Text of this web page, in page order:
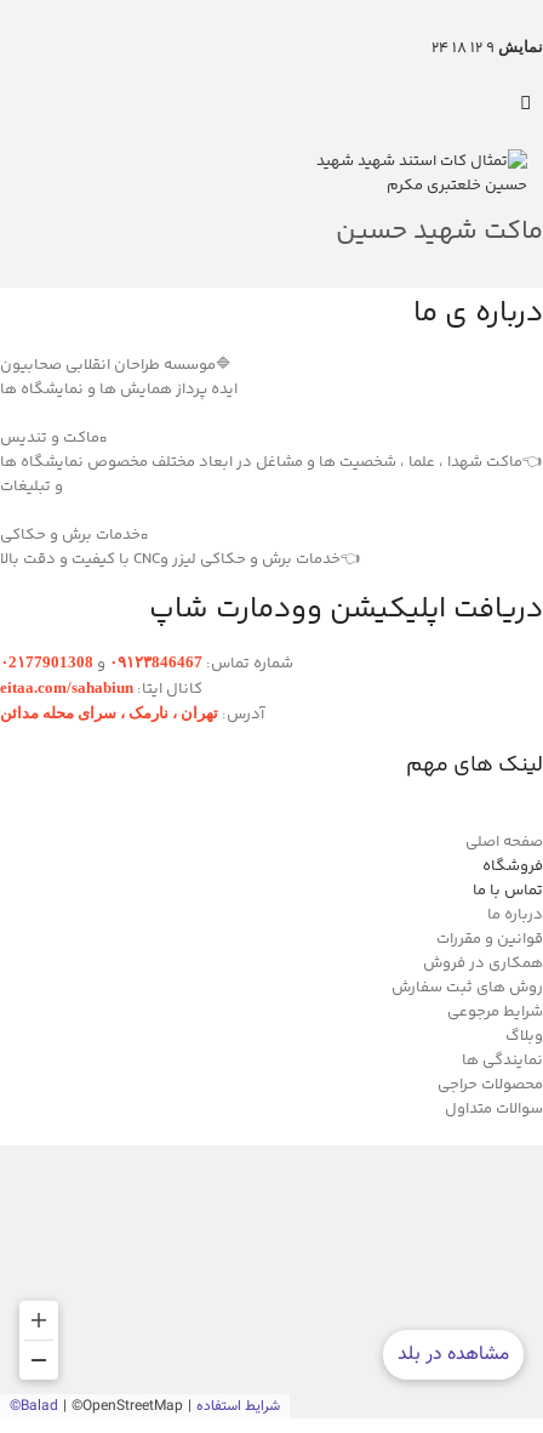
نمایش 9
12
18
24
ماکت شهید حسین
درباره ی ما
🔷موسسه طراحان انقلابی صحابیون
ایده پرداز همایش ها و نمایشگاه ها
▫️ماکت و تندیس
👈ماکت شهدا ، علما ، شخصیت ها و مشاغل در ابعاد مختلف مخصوص نمایشگاه ها
و تبلیغات
▫️خدمات برش و حکاکی
👈خدمات برش و حکاکی لیزر وCNC با کیفیت و دقت بالا
دریافت اپلیکیشن وودمارت شاپ
شماره تماس: ۰۹۱۲۳846467 و ۰2۱77901308
کانال ایتا: eitaa.com/sahabiun
آدرس: تهران ،‌ نارمک ، سرای محله مدائن
لینک های مهم
صفحه اصلی
فروشگاه
تماس با ما
درباره ما
قوانین و مقررات
همکاری در فروش
روش های ثبت سفارش
شرایط مرجوعی
وبلاگ
نمایندگی ها
محصولات حراجی
سوالات متداول